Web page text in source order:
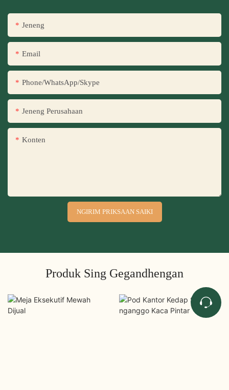
Jeneng
Email
Phone/WhatsApp/Skype
Jeneng Perusahaan
Konten
NGIRIM PRIKSAAN SAIKI
Produk Sing Gegandhengan